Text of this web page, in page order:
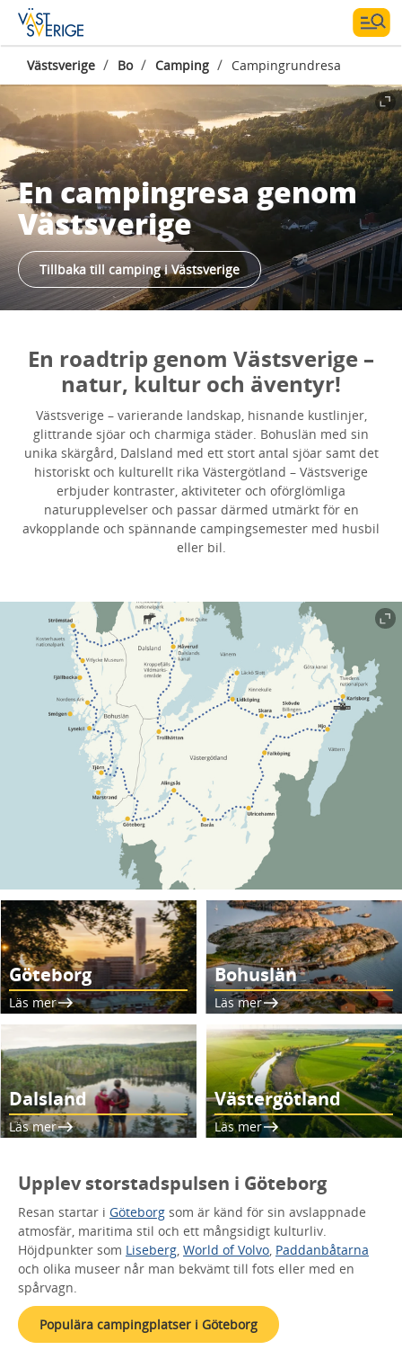
Västsverige / Bo / Camping / Campingrundresa
En campingresa genom
Västsverige
Tillbaka till camping i Västsverige
En roadtrip genom Västsverige –
natur, kultur och äventyr!
Västsverige – varierande landskap, hisnande kustlinjer,
glittrande sjöar och charmiga städer. Bohuslän med sin
unika skärgård, Dalsland med ett stort antal sjöar samt det
historiskt och kulturellt rika Västergötland – Västsverige
erbjuder kontraster, aktiviteter och oförglömliga
naturupplevelser och passar därmed utmärkt för en
avkopplande och spännande campingsemester med husbil
eller bil.
Göteborg
Läs mer
Bohuslän
Läs mer
Dalsland
Läs mer
Västergötland
Läs mer
Upplev storstadspulsen i Göteborg
Resan startar i Göteborg som är känd för sin avslappnade
atmosfär, maritima stil och ett mångsidigt kulturliv.
Höjdpunkter som Liseberg, World of Volvo, Paddanbåtarna
och olika museer når man bekvämt till fots eller med en
spårvagn.
Populära campingplatser i Göteborg